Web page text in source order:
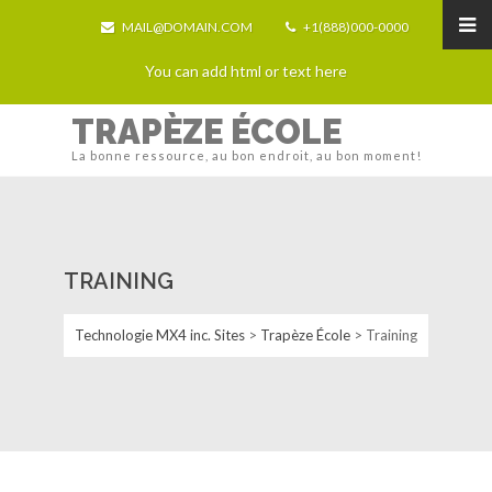
MAIL@DOMAIN.COM +1(888)000-0000
You can add html or text here
TRAPÈZE ÉCOLE
La bonne ressource, au bon endroit, au bon moment!
TRAINING
Technologie MX4 inc. Sites > Trapèze École > Training